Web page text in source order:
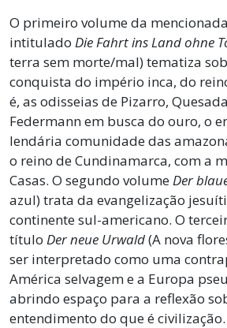
O primeiro volume da
intitulado Die Fahrt ins Land ohne
terra sem morte/mal) tematiza
conquista do império inca, do
é, as odisseias de Pizarro,
Federmann em busca do ouro, o
lendária comunidade das
o reino de Cundinamarca, com a
Casas. O segundo volumeDer
azul) trata da evangelização
continente sul-americano. O
título Der neue Urwald(A nova
ser interpretado como uma
América selvagem e a Europa
abrindo espaço para a reflexão
entendimento do que é civilização.